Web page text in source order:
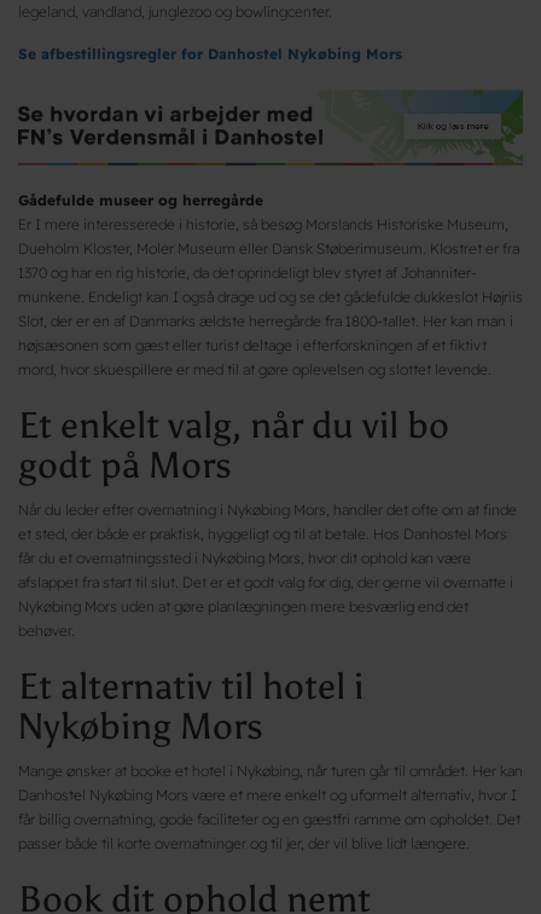
legeland, vandland, junglezoo og bowlingcenter.
Se afbestillingsregler for Danhostel Nykøbing Mors
Gådefulde museer og herregårde
Er I mere interesserede i historie, så besøg Morslands Historiske Museum,
Dueholm Kloster, Moler Museum eller Dansk Støberimuseum. Klostret er fra
1370 og har en rig historie, da det oprindeligt blev styret af Johanniter-
munkene. Endeligt kan I også drage ud og se det gådefulde dukkeslot Højriis
Slot, der er en af Danmarks ældste herregårde fra 1800-tallet. Her kan man i
højsæsonen som gæst eller turist deltage i efterforskningen af et fiktivt
mord, hvor skuespillere er med til at gøre oplevelsen og slottet levende.
Et enkelt valg, når du vil bo
godt på Mors
Når du leder efter overnatning i Nykøbing Mors, handler det ofte om at finde
et sted, der både er praktisk, hyggeligt og til at betale. Hos Danhostel Mors
får du et overnatningssted i Nykøbing Mors, hvor dit ophold kan være
afslappet fra start til slut. Det er et godt valg for dig, der gerne vil overnatte i
Nykøbing Mors uden at gøre planlægningen mere besværlig end det
behøver.
Et alternativ til hotel i
Nykøbing Mors
Mange ønsker at booke et hotel i Nykøbing, når turen går til området. Her kan
Danhostel Nykøbing Mors være et mere enkelt og uformelt alternativ, hvor I
får billig overnatning, gode faciliteter og en gæstfri ramme om opholdet. Det
passer både til korte overnatninger og til jer, der vil blive lidt længere.
Book dit ophold nemt